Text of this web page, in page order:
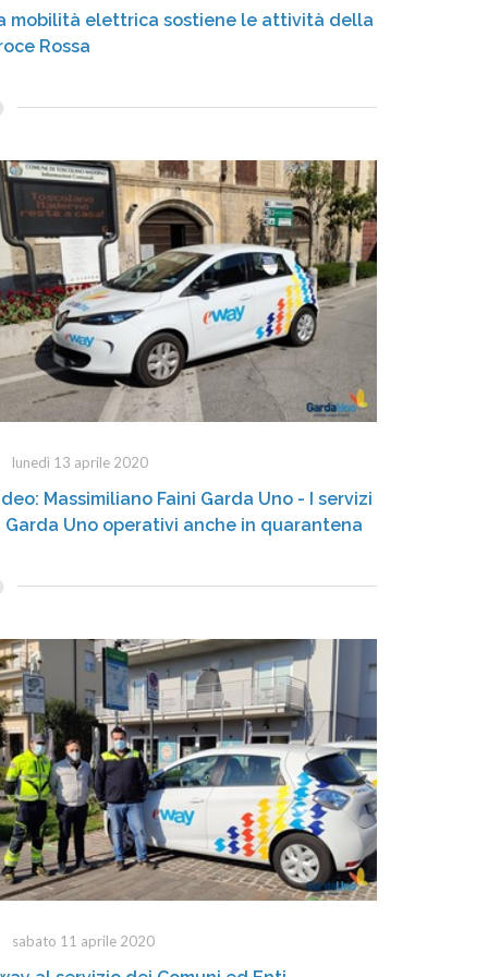
mobilità elettrica sostiene le attività della
Rossa
lunedì 13 aprile 2020
Massimiliano Faini Garda Uno - I servizi
Garda Uno operativi anche in quarantena
sabato 11 aprile 2020